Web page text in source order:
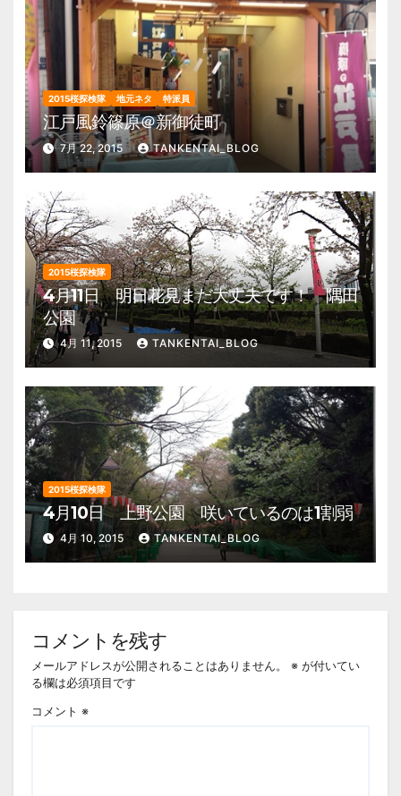
2015桜探検隊 地元ネタ 特派員
江戸風鈴篠原＠新御徒町
7月 22, 2015 TANKENTAI_BLOG
2015桜探検隊
4月11日 明日花見まだ大丈夫です！ 隅田
公園
4月 11, 2015 TANKENTAI_BLOG
2015桜探検隊
4月10日 上野公園 咲いているのは1割弱
4月 10, 2015 TANKENTAI_BLOG
コメントを残す
メールアドレスが公開されることはありません。 ※ が付いてい
る欄は必須項目です
コメント ※